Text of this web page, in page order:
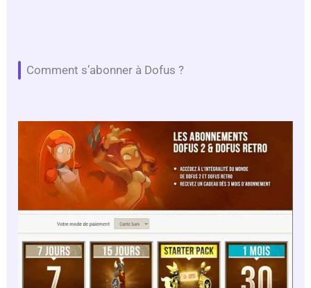
Comment s’abonner à Dofus ?